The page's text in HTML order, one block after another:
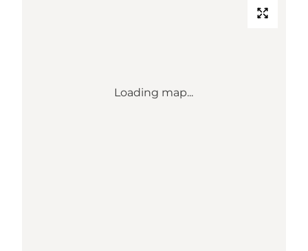
Loading map...